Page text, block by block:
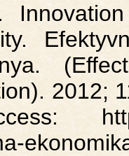
2012;
http://